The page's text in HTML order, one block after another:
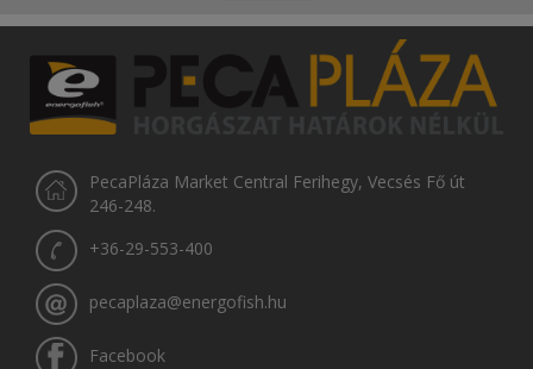
PecaPláza Market Central Ferihegy, Vecsés Fő út
246-248.
+36-29-553-400
pecaplaza@energofish.hu
Facebook